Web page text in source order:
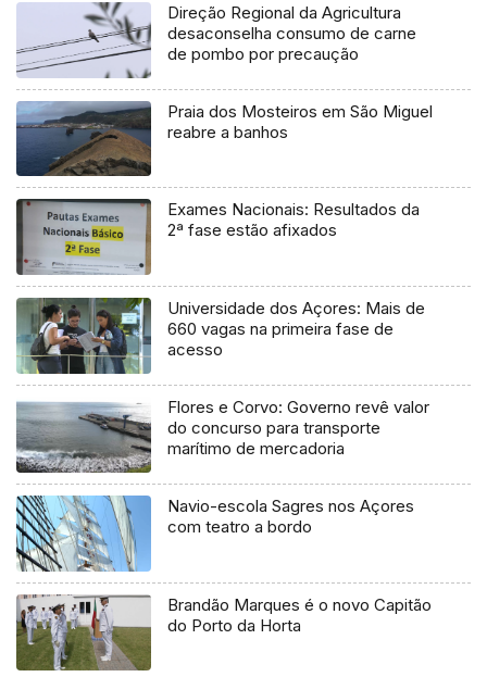
Direção Regional da Agricultura
desaconselha consumo de carne
de pombo por precaução
Praia dos Mosteiros em São Miguel
reabre a banhos
Exames Nacionais: Resultados da
2ª fase estão afixados
Universidade dos Açores: Mais de
660 vagas na primeira fase de
acesso
Flores e Corvo: Governo revê valor
do concurso para transporte
marítimo de mercadoria
Navio-escola Sagres nos Açores
com teatro a bordo
Brandão Marques é o novo Capitão
do Porto da Horta